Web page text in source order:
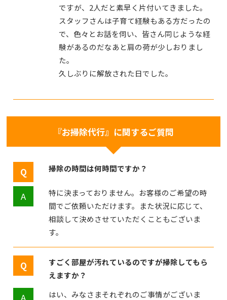
ですが、2人だと素早く片付いてきました。
スタッフさんは子育て経験もある方だったの
で、色々とお話を伺い、皆さん同じような経
験があるのだなあと肩の荷が少しおりまし
た。
久しぶりに解放された日でした。
『お掃除代行』に関するご質問
掃除の時間は何時間ですか？
特に決まっておりません。お客様のご希望の時
間でご依頼いただけます。また状況に応じて、
相談して決めさせていただくこともございま
す。
すごく部屋が汚れているのですが掃除してもら
えますか？
はい、みなさまそれぞれのご事情がございま